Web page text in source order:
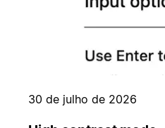
30 de julho de 2026